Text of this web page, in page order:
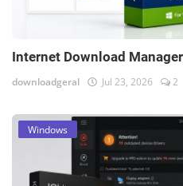
Internet Download
downloadgeral Jul 23, 2026 2
Windows